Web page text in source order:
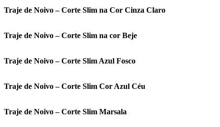
Traje de Noivo – Corte Slim na Cor Cinza Claro
Traje de Noivo – Corte Slim na cor Beje
Traje de Noivo – Corte Slim Azul Fosco
Traje de Noivo – Corte Slim Cor Azul Céu
Traje de Noivo – Corte Slim Marsala